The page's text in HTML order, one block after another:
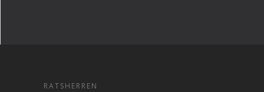
RATSHERREN